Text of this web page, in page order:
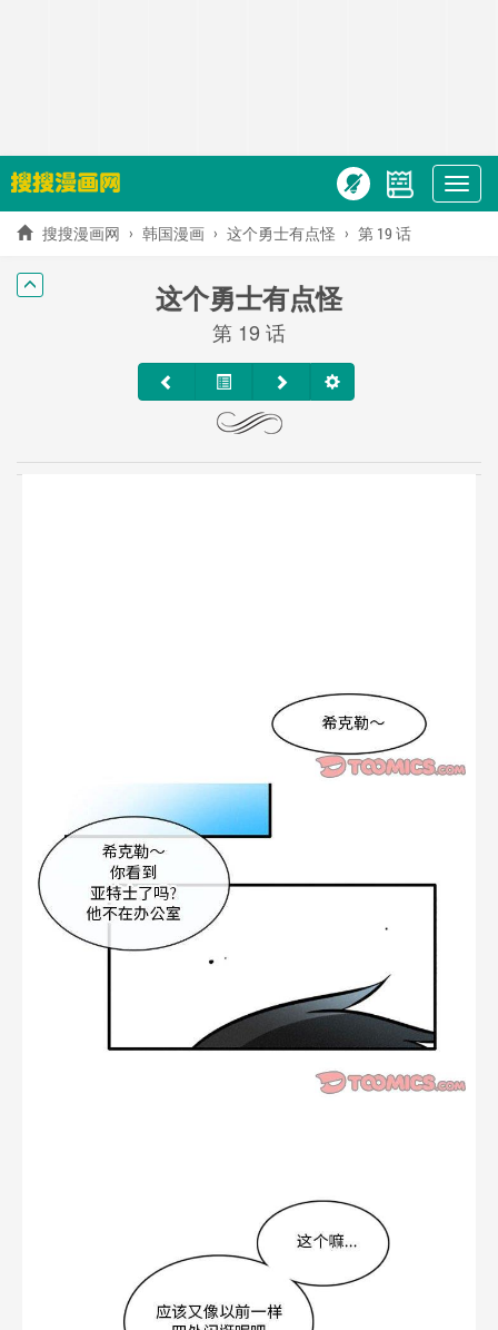
Show
menu
搜搜漫画网 韩国漫画 这个勇士有点怪 第 19 话
这个勇士有点怪
第 19 话